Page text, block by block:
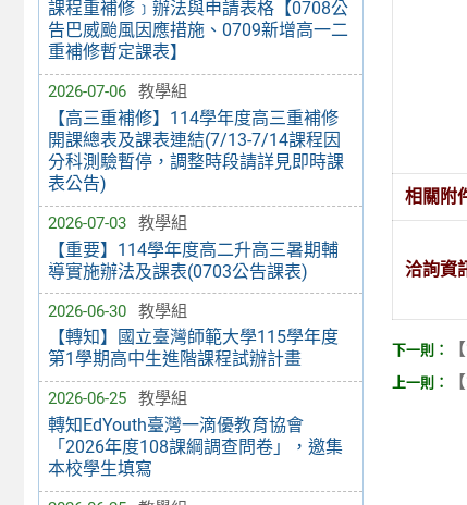
課程重補修﹞辦法與申請表格【0708公
告巴威颱風因應措施、0709新增高一二
重補修暫定課表】
2026-07-06 教學組
【高三重補修】114學年度高三重補修
開課總表及課表連結(7/13-7/14課程因
分科測驗暫停，調整時段請詳見即時課
表公告)
2026-07-03 教學組
【重要】114學年度高二升高三暑期輔
導實施辦法及課表(0703公告課表)
2026-06-30 教學組
【轉知】國立臺灣師範大學115學年度
第1學期高中生進階課程試辦計畫
2026-06-25 教學組
轉知EdYouth臺灣一滴優教育協會
「2026年度108課綱調查問卷」，邀集
本校學生填寫
相關附
洽詢資